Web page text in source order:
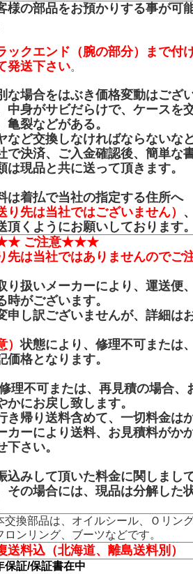
様の部品をお預かりする事が可
ックエンド（腕の部分）まで付
発送下さい。
な場合をはぶき価格変動はござ
中身がサビだらけで、ケースを
亀裂などがある。
など交換しなければならないな
で決済、ご入金確認後、簡単な
は現品と共に送って頂きます。
は着払で当社の指定する住所へ
り先は当社ではございません）
頂くようにお願いしております。
ご注意★★★
先は当社ではありませんのでご
り扱いメーカーにより、運送便
時がございます。
申し訳ございませんが、詳細は
）状態により、修理不可または
価格となります。
理不可または、再見積の場合、
かにお戻し致します。
き帰り送料含めて、一切料金は
カーにより送料、お見積料がか
下さい。
込みして頂いた料金に関しまし
その場合には、現品は分解した
交換部品は、オイルシール、Ｏリン
ロンリング、ブーツなどです。
送料込（北海道、離島送料別）
保証/保証書在中